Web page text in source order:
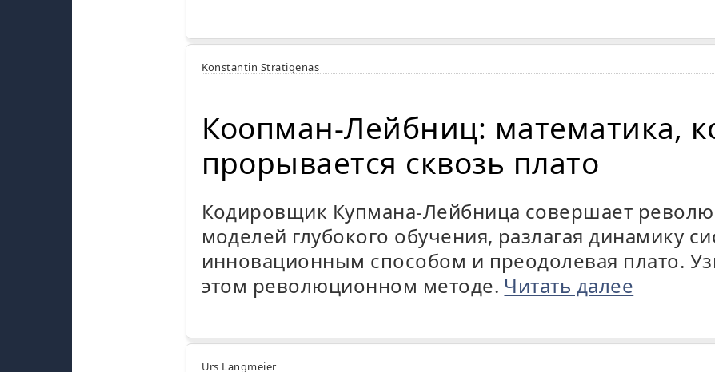
Konstantin Stratigenas
Коопман-Лейбниц: математика,
прорывается сквозь плато
Кодировщик Купмана-Лейбница совершает
моделей глубокого обучения, разлагая динамику
инновационным способом и преодолевая плато.
этом революционном методе. Читать далее
Urs Langmeier